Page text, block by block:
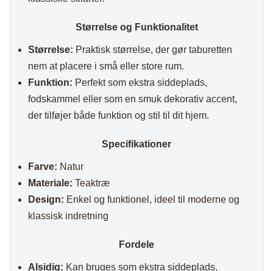
Størrelse og Funktionalitet
Størrelse: Praktisk størrelse, der gør taburetten
nem at placere i små eller store rum.
Funktion: Perfekt som ekstra siddeplads,
fodskammel eller som en smuk dekorativ accent,
der tilføjer både funktion og stil til dit hjem.
Specifikationer
Farve: Natur
Materiale: Teaktræ
Design: Enkel og funktionel, ideel til moderne og
klassisk indretning
Fordele
Alsidig: Kan bruges som ekstra siddeplads,